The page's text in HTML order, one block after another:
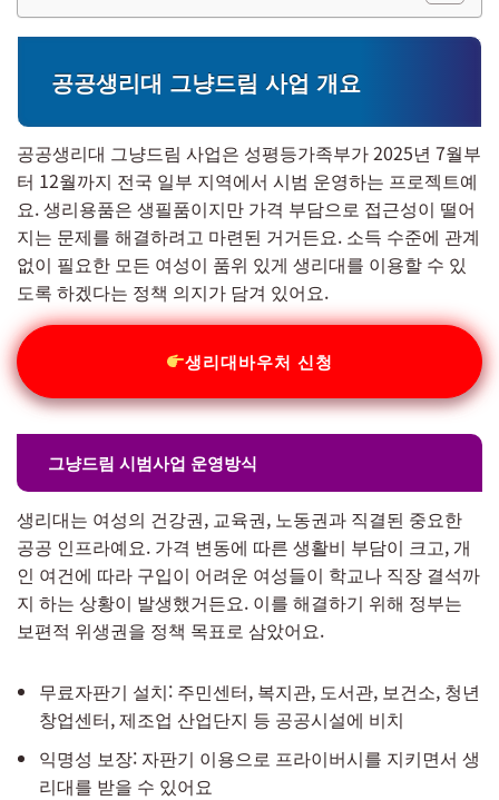
공공생리대 그냥드림 사업 개요
공공생리대 그냥드림 사업은 성평등가족부가 2025년 7월부
터 12월까지 전국 일부 지역에서 시범 운영하는 프로젝트예
요. 생리용품은 생필품이지만 가격 부담으로 접근성이 떨어
지는 문제를 해결하려고 마련된 거거든요. 소득 수준에 관계
없이 필요한 모든 여성이 품위 있게 생리대를 이용할 수 있
도록 하겠다는 정책 의지가 담겨 있어요.
생리대바우처 신청
그냥드림 시범사업 운영방식
생리대는 여성의 건강권, 교육권, 노동권과 직결된 중요한
공공 인프라예요. 가격 변동에 따른 생활비 부담이 크고, 개
인 여건에 따라 구입이 어려운 여성들이 학교나 직장 결석까
지 하는 상황이 발생했거든요. 이를 해결하기 위해 정부는
보편적 위생권을 정책 목표로 삼았어요.
무료자판기 설치: 주민센터, 복지관, 도서관, 보건소, 청년
창업센터, 제조업 산업단지 등 공공시설에 비치
익명성 보장: 자판기 이용으로 프라이버시를 지키면서 생
리대를 받을 수 있어요